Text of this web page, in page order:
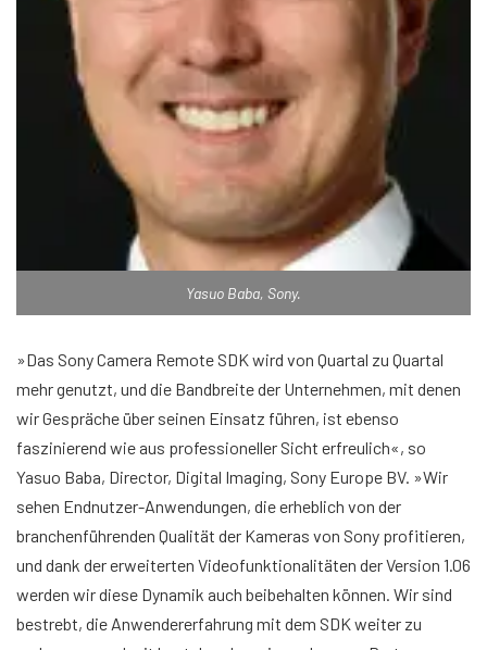
Yasuo Baba, Sony.
»Das Sony Camera Remote SDK wird von Quartal zu Quartal
mehr genutzt, und die Bandbreite der Unternehmen, mit denen
wir Gespräche über seinen Einsatz führen, ist ebenso
faszinierend wie aus professioneller Sicht erfreulich«, so
Yasuo Baba, Director, Digital Imaging, Sony Europe BV. »Wir
sehen Endnutzer-Anwendungen, die erheblich von der
branchenführenden Qualität der Kameras von Sony profitieren,
und dank der erweiterten Videofunktionalitäten der Version 1.06
werden wir diese Dynamik auch beibehalten können. Wir sind
bestrebt, die Anwendererfahrung mit dem SDK weiter zu